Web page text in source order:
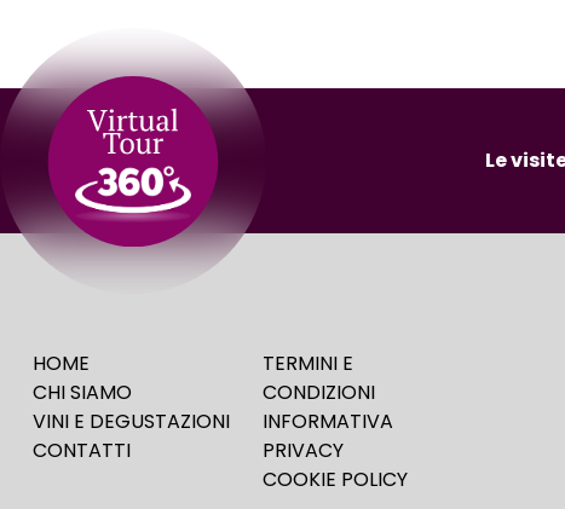
Le
HOME
CHI SIAMO
VINI E DEGUSTAZIONI
CONTATTI
TERMINI E
CONDIZIONI
INFORMATIVA
PRIVACY
COOKIE POLICY